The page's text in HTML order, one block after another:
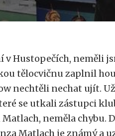
v Hustopečích, neměli
tělocvičnu zaplnil
nechtěli nechat ujít.
se utkali zástupci
neměla chybu.
Matlach je známý a